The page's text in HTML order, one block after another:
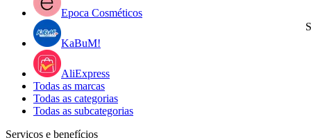
Epoca Cosméticos
KaBuM!
AliExpress
Todas as marcas
Todas as categorias
Todas as subcategorias
Serviços e benefícios